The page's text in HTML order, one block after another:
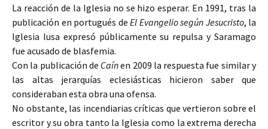
La reacción de la Iglesia no se hizo esperar. En 1991, tras la
publicación en portugués de El Evangelio según Jesucristo, la
Iglesia lusa expresó públicamente su repulsa y Saramago
fue acusado de blasfemia.
Con la publicación de Caínen 2009 la respuesta fue similar y
las altas jerarquías eclesiásticas hicieron saber que
consideraban esta obra una ofensa.
No obstante, las incendiarias críticas que vertieron sobre el
escritor y su obra tanto la Iglesia como la extrema derecha